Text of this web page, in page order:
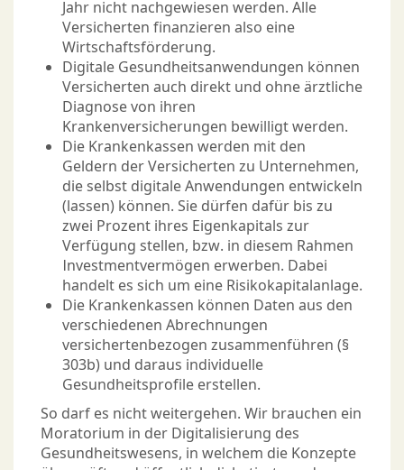
Jahr nicht nachgewiesen werden. Alle
Versicherten finanzieren also eine
Wirtschaftsförderung.
Digitale Gesundheitsanwendungen können
Versicherten auch direkt und ohne ärztliche
Diagnose von ihren
Krankenversicherungen bewilligt werden.
Die Krankenkassen werden mit den
Geldern der Versicherten zu Unternehmen,
die selbst digitale Anwendungen entwickeln
(lassen) können. Sie dürfen dafür bis zu
zwei Prozent ihres Eigenkapitals zur
Verfügung stellen, bzw. in diesem Rahmen
Investmentvermögen erwerben. Dabei
handelt es sich um eine Risikokapitalanlage.
Die Krankenkassen können Daten aus den
verschiedenen Abrechnungen
versichertenbezogen zusammenführen (§
303b) und daraus individuelle
Gesundheitsprofile erstellen.
So darf es nicht weitergehen. Wir brauchen ein
Moratorium in der Digitalisierung des
Gesundheitswesens, in welchem die Konzepte